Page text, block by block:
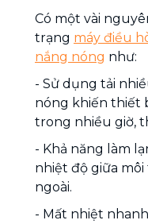
Có một vài
trạng máy điều
nắng nóng như:
- Sử dụng tải
nóng khiến thiết
trong nhiều giờ,
- Khả năng làm
nhiệt độ giữa
ngoài.
- Mất nhiệt